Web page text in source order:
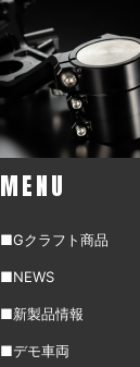
MENU
■Gクラフト商品
■NEWS
■新製品情報
■デモ車両